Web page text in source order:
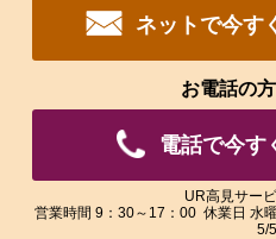
大
さ
い
ネットで今す
お電話の
電話で今す
UR高見サー
営業時間 9：30～17：00 休業日 水
5/5